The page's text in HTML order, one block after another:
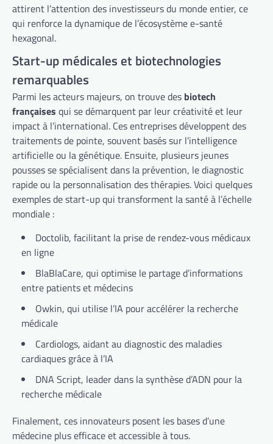
attirent l’attention des investisseurs du monde entier, ce
qui renforce la dynamique de l’écosystème e-santé
hexagonal.
Start-up médicales et biotechnologies
remarquables
Parmi les acteurs majeurs, on trouve des biotech
françaises qui se démarquent par leur créativité et leur
impact à l’international. Ces entreprises développent des
traitements de pointe, souvent basés sur l’intelligence
artificielle ou la génétique. Ensuite, plusieurs jeunes
pousses se spécialisent dans la prévention, le diagnostic
rapide ou la personnalisation des thérapies. Voici quelques
exemples de start-up qui transforment la santé à l’échelle
mondiale :
Doctolib, facilitant la prise de rendez-vous médicaux
en ligne
BlaBlaCare, qui optimise le partage d’informations
entre patients et médecins
Owkin, qui utilise l’IA pour accélérer la recherche
médicale
Cardiologs, aidant au diagnostic des maladies
cardiaques grâce à l’IA
DNA Script, leader dans la synthèse d’ADN pour la
recherche médicale
Finalement, ces innovateurs posent les bases d’une
médecine plus efficace et accessible à tous.